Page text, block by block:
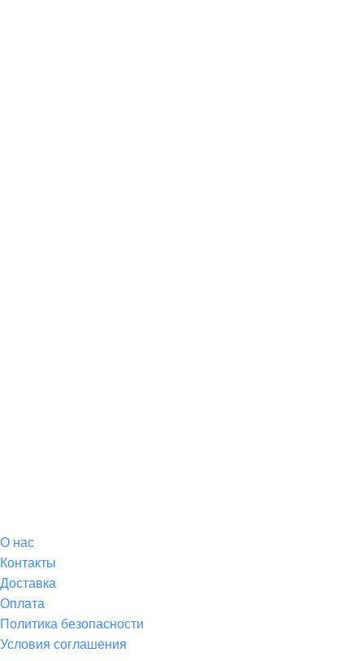
О нас
Контакты
Доставка
Оплата
Политика безопасности
Условия соглашения